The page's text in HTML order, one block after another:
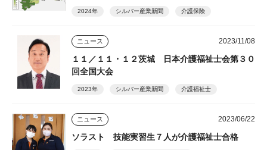
2024年 シルバー産業新聞 介護保険
ニュース 2023/11/08
１１／１１・１２茨城 日本介護福祉士会第３０
回全国大会
2023年 シルバー産業新聞 介護福祉士
ニュース 2023/06/22
ソラスト 技能実習生７人が介護福祉士合格